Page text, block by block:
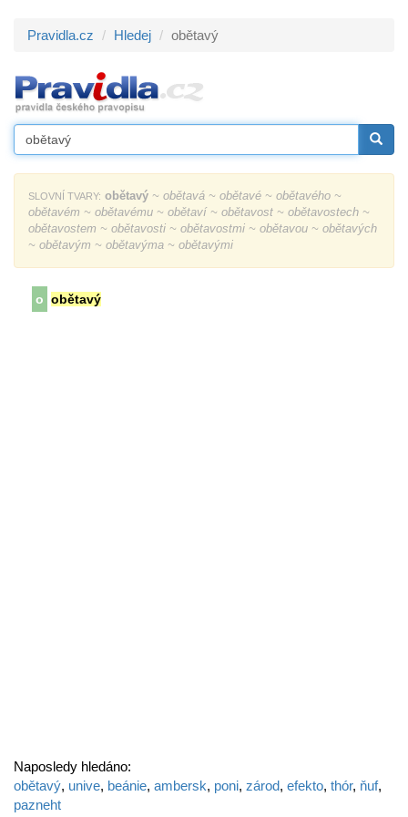
Pravidla.cz Hledej obětavý
SLOVNÍ TVARY: obětavý ~ obětavá ~ obětavé ~ obětavého ~
obětavém ~ obětavému ~ obětaví ~ obětavost ~ obětavostech ~
obětavostem ~ obětavosti ~ obětavostmi ~ obětavou ~ obětavých
~ obětavým ~ obětavýma ~ obětavými
o obětavý
Naposledy hledáno:
obětavý, unive, beánie, ambersk, poni, zárod, efekto, thór, ňuf,
pazneht